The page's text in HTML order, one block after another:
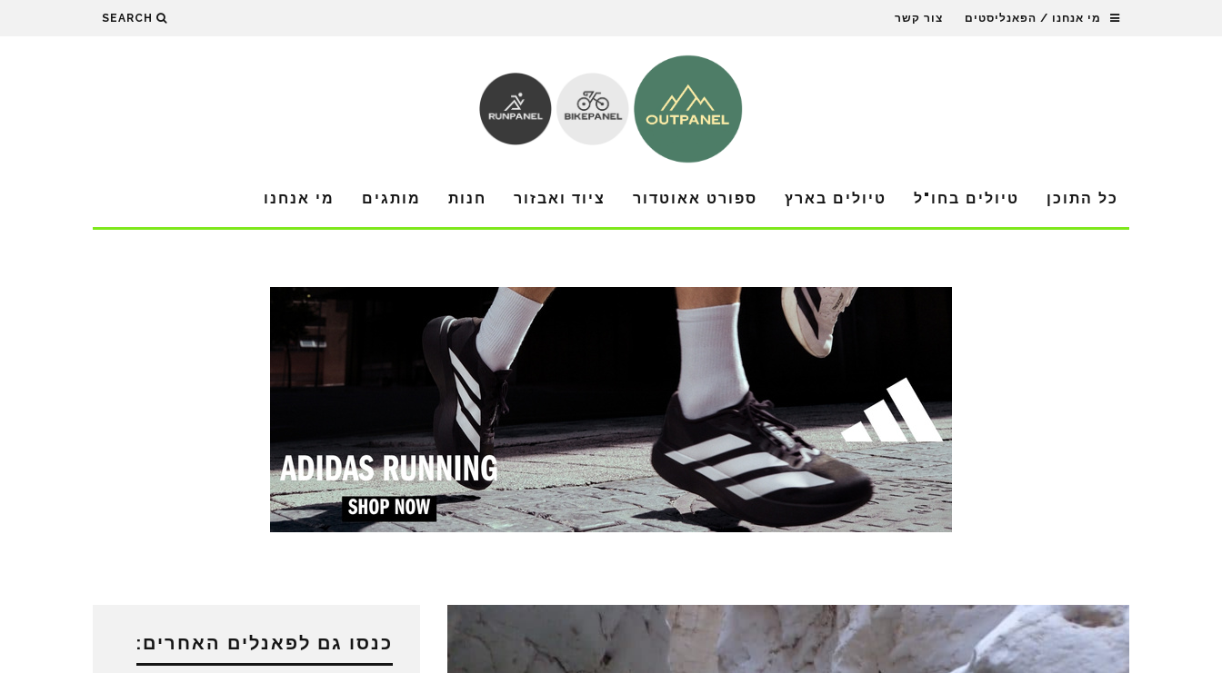
מי אנחנו / הפאנליסטים צור קשר SEARCH
כל התוכן טיולים בחו"ל טיולים בארץ ספורט אאוטדור ציוד ואבזור חנות מותגים מי אנחנו
כנסו גם לפאנלים האחרים: